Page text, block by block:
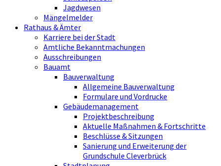
Jagdwesen
Mängelmelder
Rathaus & Ämter
Karriere bei der Stadt
Amtliche Bekanntmachungen
Ausschreibungen
Bauamt
Bauverwaltung
Allgemeine Bauverwaltung
Formulare und Vordrucke
Gebäudemanagement
Projektbeschreibung
Aktuelle Maßnahmen & Fortschritte
Beschlüsse & Sitzungen
Sanierung und Erweiterung der
Grundschule Cleverbrück